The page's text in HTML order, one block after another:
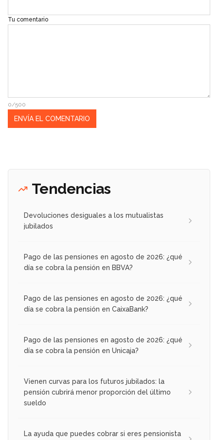
Tu comentario
0/500
Tendencias
Devoluciones desiguales a los mutualistas
jubilados
Pago de las pensiones en agosto de 2026: ¿qué
día se cobra la pensión en BBVA?
Pago de las pensiones en agosto de 2026: ¿qué
día se cobra la pensión en CaixaBank?
Pago de las pensiones en agosto de 2026: ¿qué
día se cobra la pensión en Unicaja?
Vienen curvas para los futuros jubilados: la
pensión cubrirá menor proporción del último
sueldo
La ayuda que puedes cobrar si eres pensionista